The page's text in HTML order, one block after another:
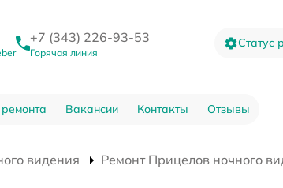
+7 (343) 226-93-53
Горячая линия
Статус
Вакансии Контакты Отзывы
видения
Ремонт Прицелов ночного